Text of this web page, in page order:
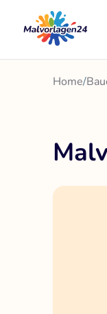
Inhalt
springen
Home/